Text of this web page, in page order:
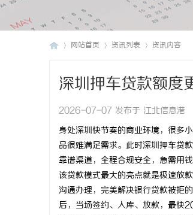
网站首页 资讯列表 资讯内容
深圳押车贷款额度
2026-07-07 发布于 江北信息港
身处深圳快节奏的商业环境，很多
品很难满足需求。此时深圳押车贷
靠谱渠道，全程合规安全，急需用
该贷款模式最大的亮点就是极速放
沟通办理，完美解决银行贷款被拒
后，当场签约、入库、放款，最快